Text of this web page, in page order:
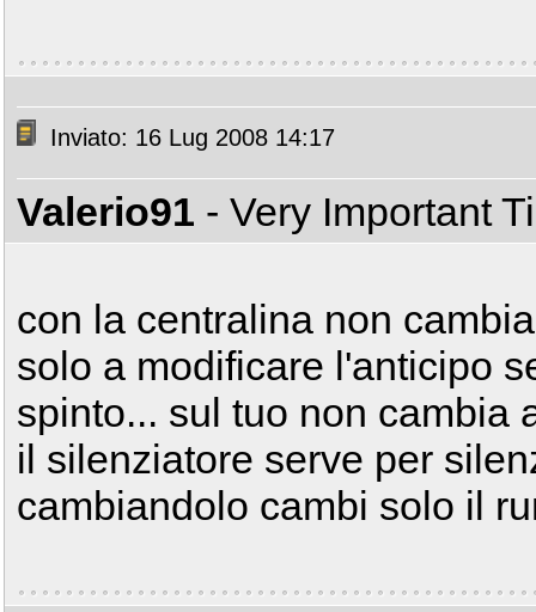
Inviato: 16 Lug 2008 14:17
Valerio91 - Very Important
con la centralina non
solo a modificare l'anticipo
spinto... sul tuo non cambia
il silenziatore serve per
cambiandolo cambi solo il